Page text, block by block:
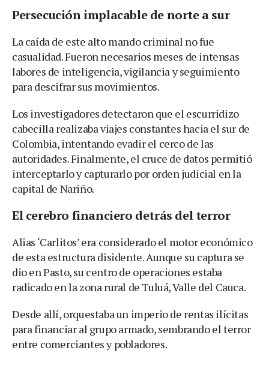
Persecución implacable de norte a sur
La caída de este alto mando criminal no fue
casualidad. Fueron necesarios meses de intensas
labores de inteligencia, vigilancia y seguimiento
para descifrar sus movimientos.
Los investigadores detectaron que el escurridizo
cabecilla realizaba viajes constantes hacia el sur de
Colombia, intentando evadir el cerco de las
autoridades. Finalmente, el cruce de datos permitió
interceptarlo y capturarlo por orden judicial en la
capital de Nariño.
El cerebro financiero detrás del terror
Alias ‘Carlitos’ era considerado el motor económico
de esta estructura disidente. Aunque su captura se
dio en Pasto, su centro de operaciones estaba
radicado en la zona rural de Tuluá, Valle del Cauca.
Desde allí, orquestaba un imperio de rentas ilícitas
para financiar al grupo armado, sembrando el terror
entre comerciantes y pobladores.